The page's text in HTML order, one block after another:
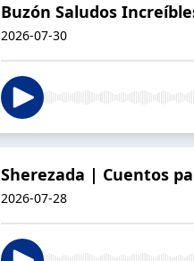
Buzón Saludos
2026-07-30
Sherezada | Cuentos
2026-07-28